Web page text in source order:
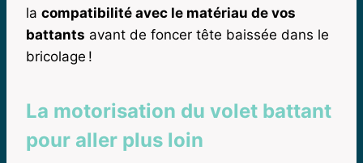
la compatibilité avec le matériau de vos
battants avant de foncer tête baissée dans le
bricolage !
La motorisation du volet battant
pour aller plus loin